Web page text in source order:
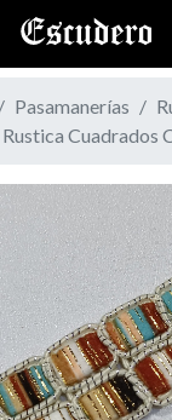
navigation
Pasamanerías
Cuadrados